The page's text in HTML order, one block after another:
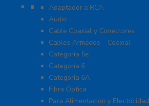
Cables Y Conectores
Adaptador a RCA
Audio
Cable Coaxial y Conectores
Cables Armados – Coaxial
Categoría 5e
Categoría 6
Categoría 6A
Fibra Óptica
Para Alimentación y Electricidad